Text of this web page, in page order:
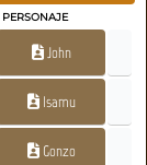
PERSONAJE
John
Isamu
Gonzo